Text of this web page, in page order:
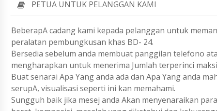
PETUA UNTUK PELANGGAN KAMI
BeberapA cadang kami kepada pelanggan untuk
peralatan pembungkusan khas BD- 24.
Bersedia sebelum anda membuat panggilan telefono
mengharapkan untuk menerima Jumlah terperinci
Buat senarai Apa Yang anda ada dan Apa Yang anda
serupA, visualisasi seperti ini kan memahami.
Sungguh baik jika mesej anda Akan menyenaraikan